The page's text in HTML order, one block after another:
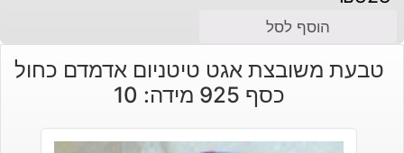
הוסף לסל
טבעת משובצת אגט טיטניום אדמדם כחול
כסף 925 מידה: 10